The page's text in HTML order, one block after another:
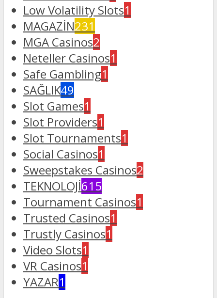
Low Volatility Slots1
MAGAZİN231
MGA Casinos2
Neteller Casinos1
Safe Gambling1
SAĞLIK49
Slot Games1
Slot Providers1
Slot Tournaments1
Social Casinos1
Sweepstakes Casinos2
TEKNOLOJİ615
Tournament Casinos1
Trusted Casinos1
Trustly Casinos1
Video Slots1
VR Casinos1
YAZAR1